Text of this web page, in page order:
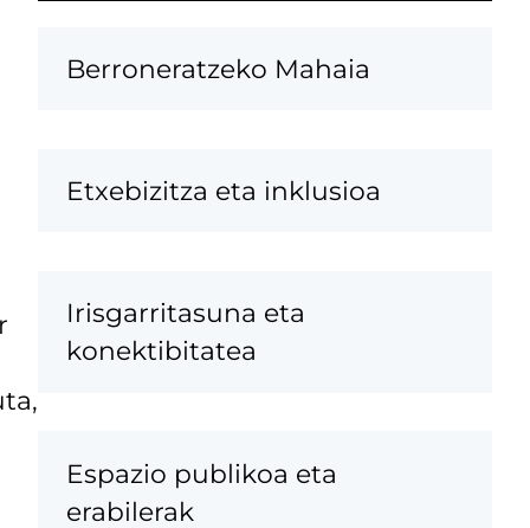
Berroneratzeko Mahaia
Etxebizitza eta inklusioa
Irisgarritasuna eta
konektibitatea
Espazio publikoa eta
erabilerak